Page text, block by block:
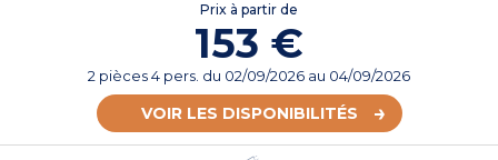
Prix à partir de
153 €
2 pièces 4 pers. du 02/09/2026 au 04/09/2026
VOIR LES DISPONIBILITÉS